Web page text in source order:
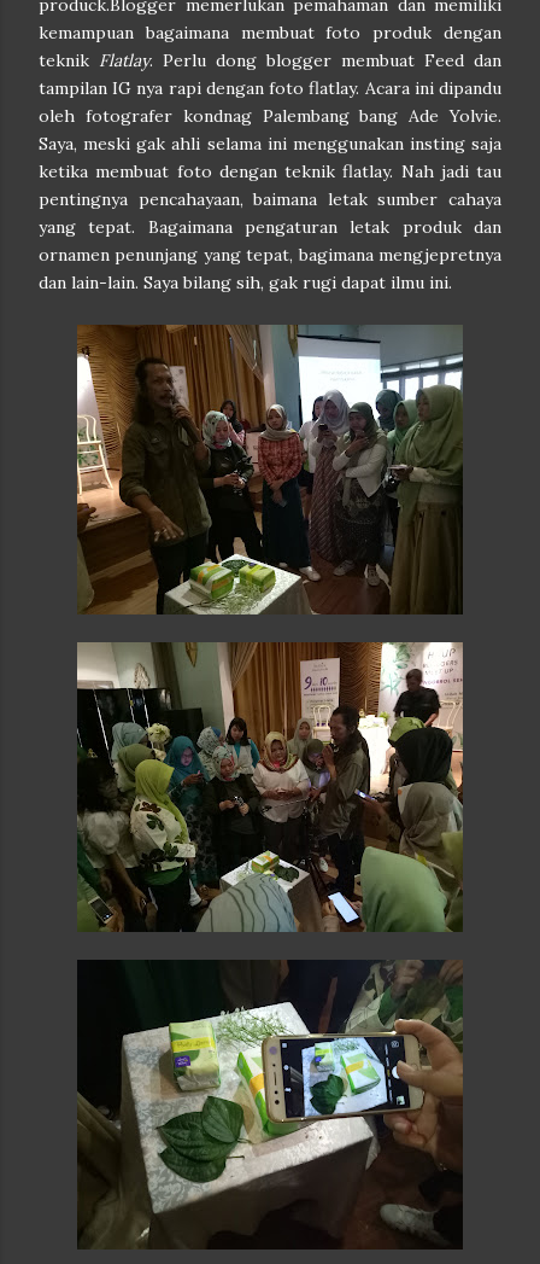
produck.Blogger memerlukan pemahaman dan memiliki
kemampuan bagaimana membuat foto produk dengan
teknik Flatlay. Perlu dong blogger membuat Feed dan
tampilan IG nya rapi dengan foto flatlay. Acara ini dipandu
oleh fotografer kondnag Palembang bang Ade Yolvie.
Saya, meski gak ahli selama ini menggunakan insting saja
ketika membuat foto dengan teknik flatlay. Nah jadi tau
pentingnya pencahayaan, baimana letak sumber cahaya
yang tepat. Bagaimana pengaturan letak produk dan
ornamen penunjang yang tepat, bagimana mengjepretnya
dan lain-lain. Saya bilang sih, gak rugi dapat ilmu ini.